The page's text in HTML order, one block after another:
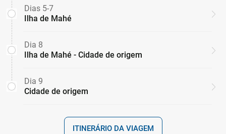
Dias 5-7
Ilha de Mahé
Dia 8
Ilha de Mahé - Cidade de origem
Dia 9
Cidade de origem
ITINERÁRIO DA VIAGEM